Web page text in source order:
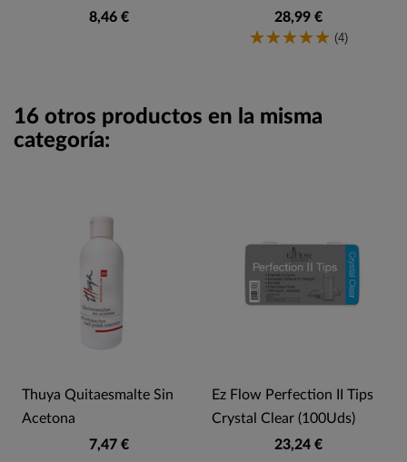
8,46 €
28,99 €
(4)
16 otros productos en la misma
categoría:
Thuya Quitaesmalte Sin
Acetona
7,47 €
Ez Flow Perfection II Tips
Crystal Clear (100Uds)
23,24 €